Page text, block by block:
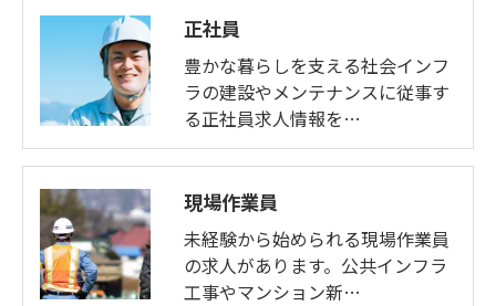
正社員
豊かな暮らしを支える社会インフ
ラの建設やメンテナンスに従事す
る正社員求人情報を…
現場作業員
未経験から始められる現場作業員
の求人があります。公共インフラ
工事やマンション新…